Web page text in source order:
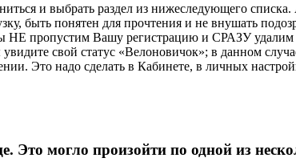
и выбрать раздел из нижеследующего
быть понятен для прочтения и не внушать
пропустим Вашу регистрацию и СРАЗУ удалим
свой статус «Велоновичок»; в данном
Это надо сделать в Кабинете, в личных
Это могло произойти по одной из